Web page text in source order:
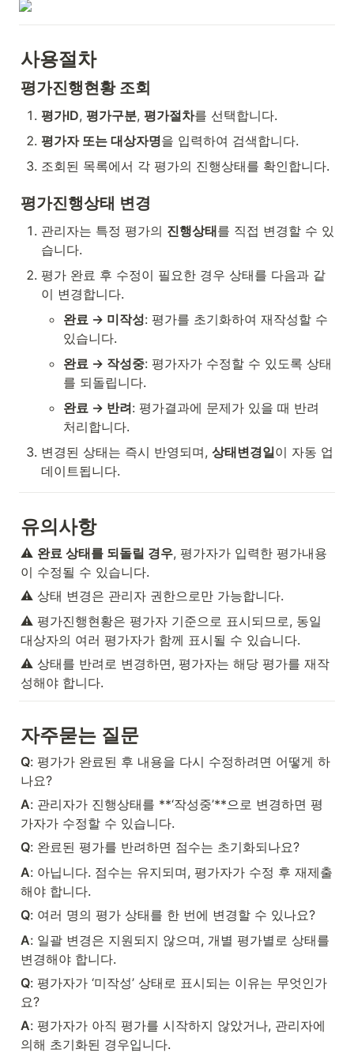
사용절차
평가진행현황 조회
평가ID, 평가구분, 평가절차를 선택합니다.
평가자 또는 대상자명을 입력하여 검색합니다.
조회된 목록에서 각 평가의 진행상태를 확인합니다.
평가진행상태 변경
관리자는 특정 평가의 진행상태를 직접 변경할 수 있
습니다.
평가 완료 후 수정이 필요한 경우 상태를 다음과 같
이 변경합니다.
완료 → 미작성: 평가를 초기화하여 재작성할 수
있습니다.
완료 → 작성중: 평가자가 수정할 수 있도록 상태
를 되돌립니다.
완료 → 반려: 평가결과에 문제가 있을 때 반려
처리합니다.
변경된 상태는 즉시 반영되며, 상태변경일이 자동 업
데이트됩니다.
유의사항
⚠️ 완료 상태를 되돌릴 경우, 평가자가 입력한 평가내용
이 수정될 수 있습니다.
⚠️ 상태 변경은 관리자 권한으로만 가능합니다.
⚠️ 평가진행현황은 평가자 기준으로 표시되므로, 동일
대상자의 여러 평가자가 함께 표시될 수 있습니다.
⚠️ 상태를 반려로 변경하면, 평가자는 해당 평가를 재작
성해야 합니다.
자주묻는 질문
Q: 평가가 완료된 후 내용을 다시 수정하려면 어떻게 하
나요?
A: 관리자가 진행상태를 **‘작성중’**으로 변경하면 평
가자가 수정할 수 있습니다.
Q: 완료된 평가를 반려하면 점수는 초기화되나요?
A: 아닙니다. 점수는 유지되며, 평가자가 수정 후 재제출
해야 합니다.
Q: 여러 명의 평가 상태를 한 번에 변경할 수 있나요?
A: 일괄 변경은 지원되지 않으며, 개별 평가별로 상태를
변경해야 합니다.
Q: 평가자가 ‘미작성’ 상태로 표시되는 이유는 무엇인가
요?
A: 평가자가 아직 평가를 시작하지 않았거나, 관리자에
의해 초기화된 경우입니다.